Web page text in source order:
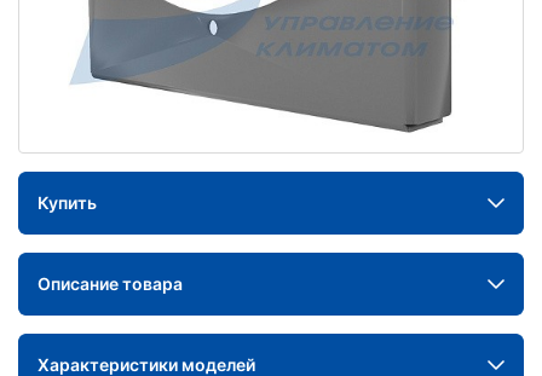
Купить
Описание товара
Характеристики моделей